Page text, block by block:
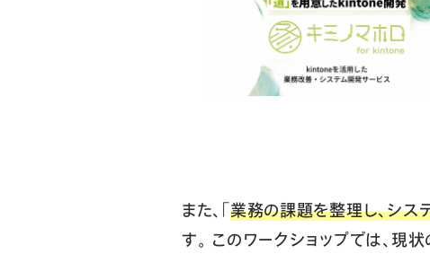
また、「業務の課題を整理し、シ
す。 このワークショップでは、